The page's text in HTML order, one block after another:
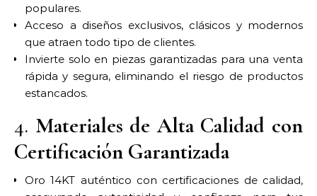
populares.
Acceso a diseños exclusivos, clásicos y modernos
que atraen todo tipo de clientes.
Invierte solo en piezas garantizadas para una venta
rápida y segura, eliminando el riesgo de productos
estancados.
4. Materiales de Alta Calidad con
Certificación Garantizada
Oro 14KT auténtico con certificaciones de calidad,